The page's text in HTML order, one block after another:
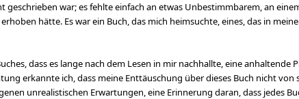
geschrieben war; es fehlte einfach an etwas Unbestimmbarem, an
hätte. Es war ein Buch, das mich heimsuchte, eines, das in
dass es lange nach dem Lesen in mir nachhallte, eine anhaltende
erkannte ich, dass meine Enttäuschung über dieses Buch nicht von
unrealistischen Erwartungen, eine Erinnerung daran, dass jedes